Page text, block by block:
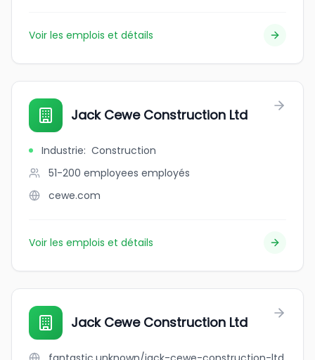
Voir les emplois et détails
Jack Cewe Construction Ltd
Industrie: Construction
51-200 employees employés
cewe.com
Voir les emplois et détails
Jack Cewe Construction Ltd